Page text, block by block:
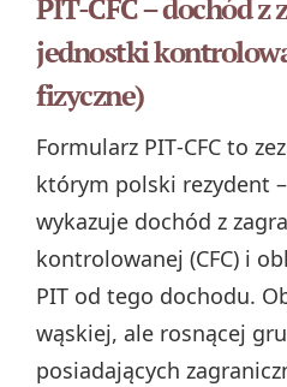
PIT-CFC – dochód z
jednostki
fizyczne)
Formularz PIT‑CFC to
którym polski rezydent
wykazuje dochód z
kontrolowanej (CFC) i
PIT od tego dochodu.
wąskiej, ale rosnącej
posiadających